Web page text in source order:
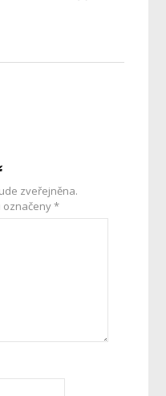
zveřejněna.
označeny*